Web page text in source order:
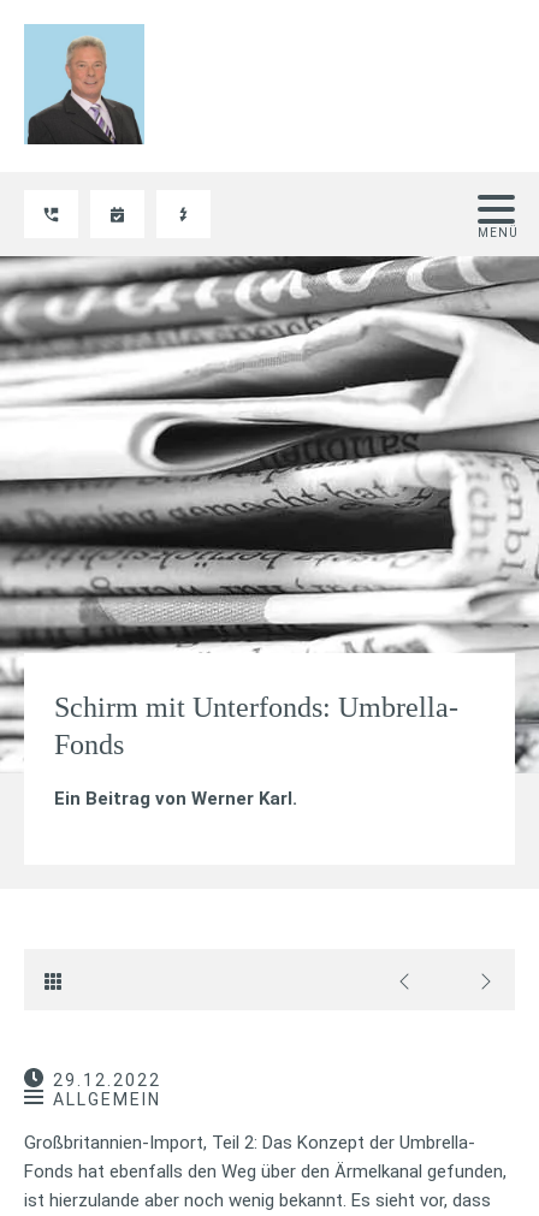
Schirm mit Unterfonds: Umbrella-
Fonds
Ein Beitrag von Werner Karl.
29.12.2022
ALLGEMEIN
Großbritannien-Import, Teil 2: Das Konzept der Umbrella-
Fonds hat ebenfalls den Weg über den Ärmelkanal gefunden,
ist hierzulande aber noch wenig bekannt. Es sieht vor, dass